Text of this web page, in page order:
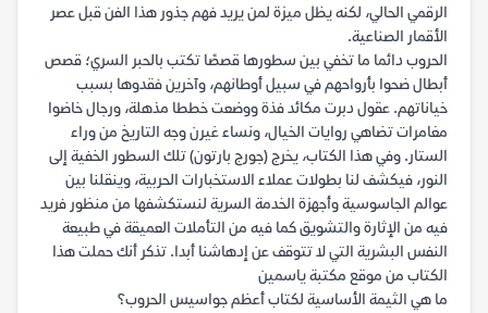
الرقمي الحالي، لكنه يظل ميزة لمن يريد فهم جذور هذا الفن قبل عصر
الأقمار الصناعية.
الحروب دائما ما تخفي بين سطورها قصصًا تكتب بالحبر السري؛ قصص
أبطال ضحوا بأرواحهم في سبيل أوطانهم، وآخرين فقدوها بسبب
خياناتهم. عقول دبرت مكائد فذة ووضعت خططا مذهلة، ورجال خاضوا
مغامرات تضاهي روايات الخيال، ونساء غيرن وجه التاريخ من وراء
الستار. وفي هذا الكتاب، يخرج (جورج بارتون) تلك السطور الخفية إلى
النور، فيكشف لنا بطولات عملاء الاستخبارات الحربية، وينقلنا بين
عوالم الجاسوسية وأجهزة الخدمة السرية لنستكشفها من منظور فريد
فيه من الإثارة والتشويق كما فيه من التأملات العميقة في طبيعة
النفس البشرية التي لا تتوقف عن إدهاشنا أبدا. تذكر أنك حملت هذا
الكتاب من موقع مكتبة ياسمين
ما هي الثيمة الأساسية لكتاب أعظم جواسيس الحروب؟